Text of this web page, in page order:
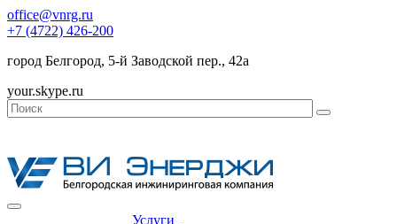
office@vnrg.ru
+7 (4722) 426-200
город Белгород, 5-й Заводской пер., 42а
your.skype.ru
Услуги